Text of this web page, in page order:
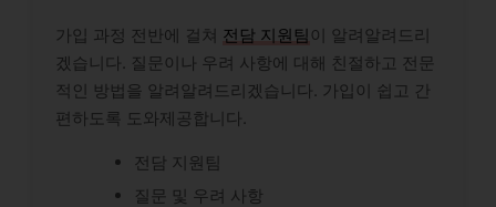
가입 과정 전반에 걸쳐 전담 지원팀 이 알려알려드리
겠습니다. 질문이나 우려 사항에 대해 친절하고 전문
적인 방법을 알려알려드리겠습니다. 가입이 쉽고 간
편하도록 도와제공합니다.
전담 지원팀
질문 및 우려 사항